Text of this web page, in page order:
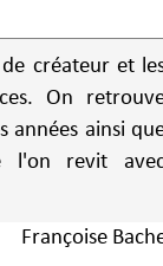
créateur et
On
années ainsi
l'on revit
Françoise